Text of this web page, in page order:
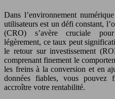
Dans l’environnement
utilisateurs est un défi constant,
(CRO) s’avère cruciale
légèrement, ce taux peut
le retour sur investissement
comprenant finement le
les freins à la conversion et en
données fiables, vous pouvez
accroître votre rentabilité.